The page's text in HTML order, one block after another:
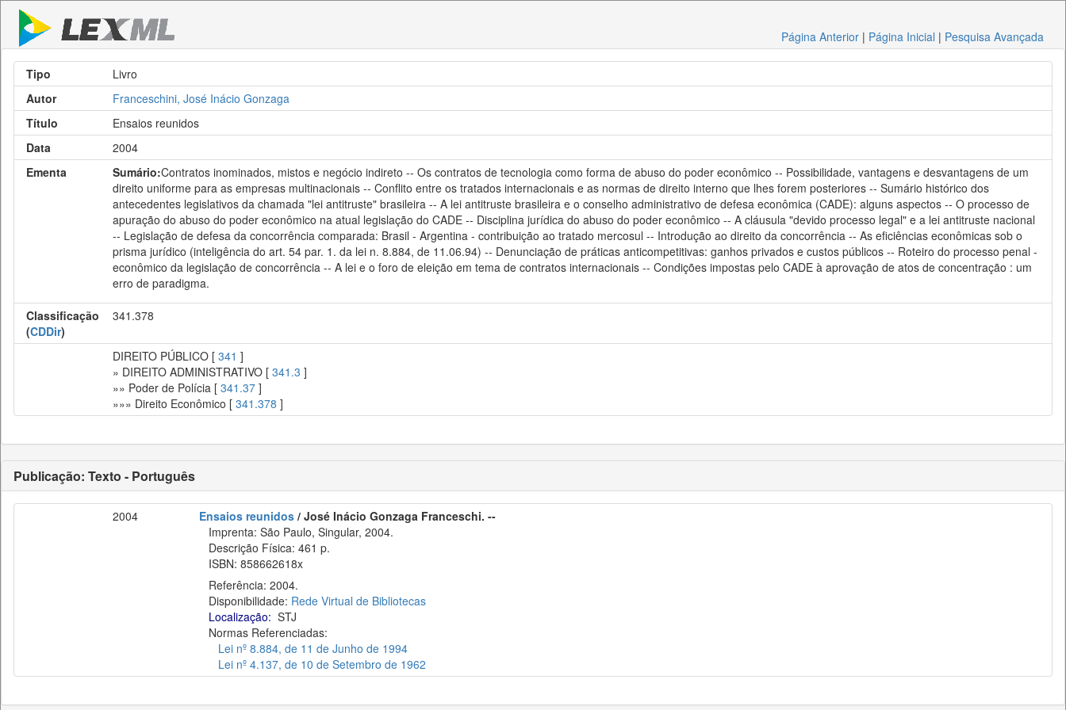
Página Anterior | Página Inicial | Pesquisa Avançada
Tipo
Livro
Autor
Franceschini, José Inácio Gonzaga
Título
Ensaios reunidos
Data
2004
Ementa
Sumário:Contratos inominados, mistos e negócio indireto -- Os contratos de tecnologia como forma de abuso do poder econômico -- Possibilidade, vantagens e desvantagens de um
direito uniforme para as empresas multinacionais -- Conflito entre os tratados internacionais e as normas de direito interno que lhes forem posteriores -- Sumário histórico dos
antecedentes legislativos da chamada "lei antitruste" brasileira -- A lei antitruste brasileira e o conselho administrativo de defesa econômica (CADE): alguns aspectos -- O processo de
apuração do abuso do poder econômico na atual legislação do CADE -- Disciplina jurídica do abuso do poder econômico -- A cláusula "devido processo legal" e a lei antitruste nacional
-- Legislação de defesa da concorrência comparada: Brasil - Argentina - contribuição ao tratado mercosul -- Introdução ao direito da concorrência -- As eficiências econômicas sob o
prisma jurídico (inteligência do art. 54 par. 1. da lei n. 8.884, de 11.06.94) -- Denunciação de práticas anticompetitivas: ganhos privados e custos públicos -- Roteiro do processo penal -
econômico da legislação de concorrência -- A lei e o foro de eleição em tema de contratos internacionais -- Condições impostas pelo CADE à aprovação de atos de concentração : um
erro de paradigma.
Classificação
(CDDir)
341.378
DIREITO PÚBLICO [ 341 ]
» DIREITO ADMINISTRATIVO [ 341.3 ]
»» Poder de Polícia [ 341.37 ]
»»» Direito Econômico [ 341.378 ]
Publicação: Texto - Português
2004 Ensaios reunidos / José Inácio Gonzaga Franceschi. --
Imprenta: São Paulo, Singular, 2004.
Descrição Física: 461 p.
ISBN: 858662618x
Referência: 2004.
Disponibilidade: Rede Virtual de Bibliotecas
Localização: STJ
Normas Referenciadas:
Lei nº 8.884, de 11 de Junho de 1994
Lei nº 4.137, de 10 de Setembro de 1962